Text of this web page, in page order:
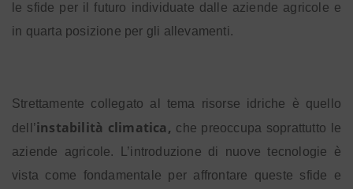
le sfide per il futuro individuate dalle aziende agricole e
in quarta posizione per gli allevamenti.
Strettamente collegato al tema risorse idriche è quello
dell’instabilità climatica, che preoccupa soprattutto le
aziende agricole. L’introduzione di nuove tecnologie è
vista come fondamentale per affrontare queste sfide e